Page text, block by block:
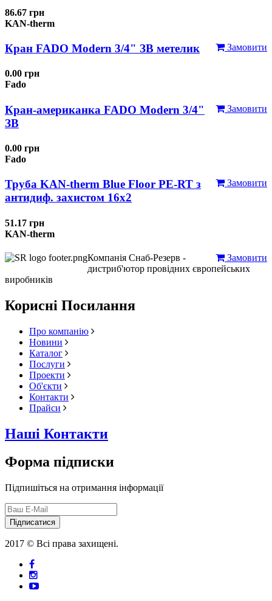
86.67 грн
KAN-therm
Замовити
Кран FADO Modern 3/4" ЗВ метелик
0.00 грн
Fado
Замовити
Кран-американка FADO Modern 3/4"
ЗВ
0.00 грн
Fado
Замовити
Труба KAN-therm Blue Floor PE-RT з
антидиф. захистом 16х2
51.17 грн
KAN-therm
Замовити
Компанія Снаб-Резерв -
дистриб'ютор провідних європейських
виробників
Корисні Посилання
Про компанію
Новини
Каталог
Послуги
Проекти
Об'єкти
Контакти
Прайси
Наші Контакти
Форма підписки
Підпишіться на отримання інформації
Підписатися
2017 © Всі права захищені.